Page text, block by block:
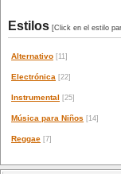
Estilos [Click en el estilo
Alternativo [11]
Electrónica [22]
Instrumental [25]
Música para Niños [14]
Reggae [7]